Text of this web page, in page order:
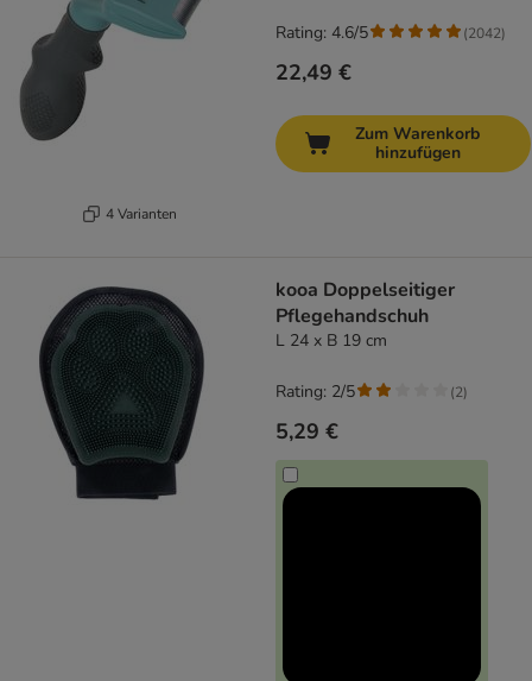
4 Varianten
22,49 €
Rating: 4.6/5 (2042)
Zum Warenkorb
hinzufügen
kooa Doppelseitiger
Pflegehandschuh
L 24 x B 19 cm
5,29 €
Rating: 2/5 (2)